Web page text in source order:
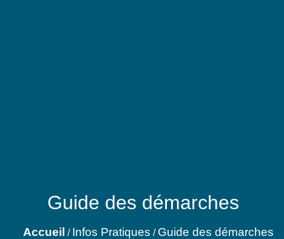
Guide des démarches
Accueil / Infos Pratiques / Guide des démarches